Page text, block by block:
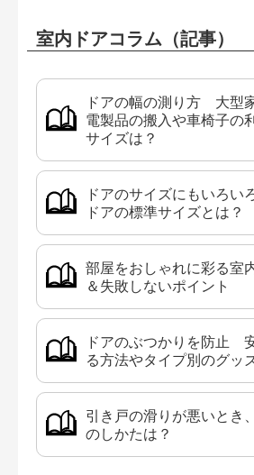
室内ドアコラム（記事）
ドアの幅の測り方 大型
電製品の搬入や車椅子の
サイズは？
ドアのサイズにもいろい
ドアの標準サイズとは？
部屋をおしゃれに彩る室
＆失敗しないポイント
ドアのぶつかりを防止
る方法やタイプ別のグッ
引き戸の滑りが悪いとき
のしかたは？